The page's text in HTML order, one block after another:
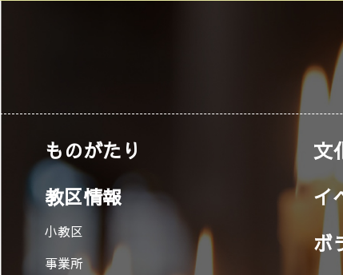
ものがたり
教区情報
小教区
事業所
文
イ
ボ